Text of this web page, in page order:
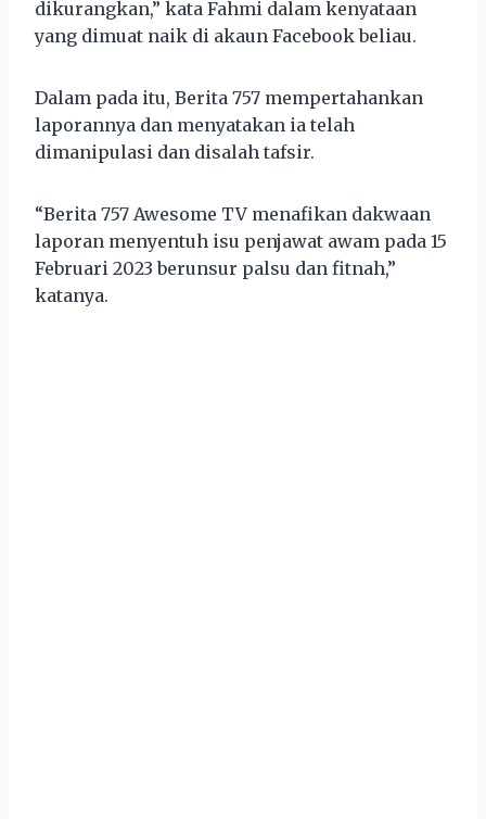
dikurangkan,” kata Fahmi dalam kenyataan
yang dimuat naik di akaun Facebook beliau.
Dalam pada itu, Berita 757 mempertahankan
laporannya dan menyatakan ia telah
dimanipulasi dan disalah tafsir.
“Berita 757 Awesome TV menafikan dakwaan
laporan menyentuh isu penjawat awam pada 15
Februari 2023 berunsur palsu dan fitnah,”
katanya.